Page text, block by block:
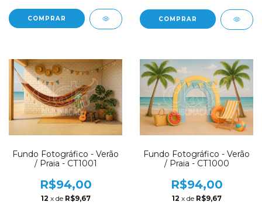
COMPRAR COMPRAR
Fundo Fotográfico - Verão
/ Praia - CT1001
R$94,00
12 x de R$9,67
Fundo Fotográfico - Verão
/ Praia - CT1000
R$94,00
12 x de R$9,67